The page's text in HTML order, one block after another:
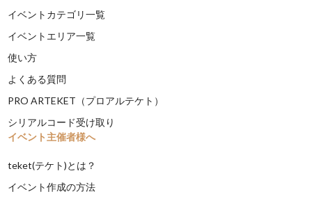
イベントカテゴリ一覧
イベントエリア一覧
使い方
よくある質問
PRO ARTEKET（プロアルテケト）
シリアルコード受け取り
イベント主催者様へ
teket(テケト)とは？
イベント作成の方法